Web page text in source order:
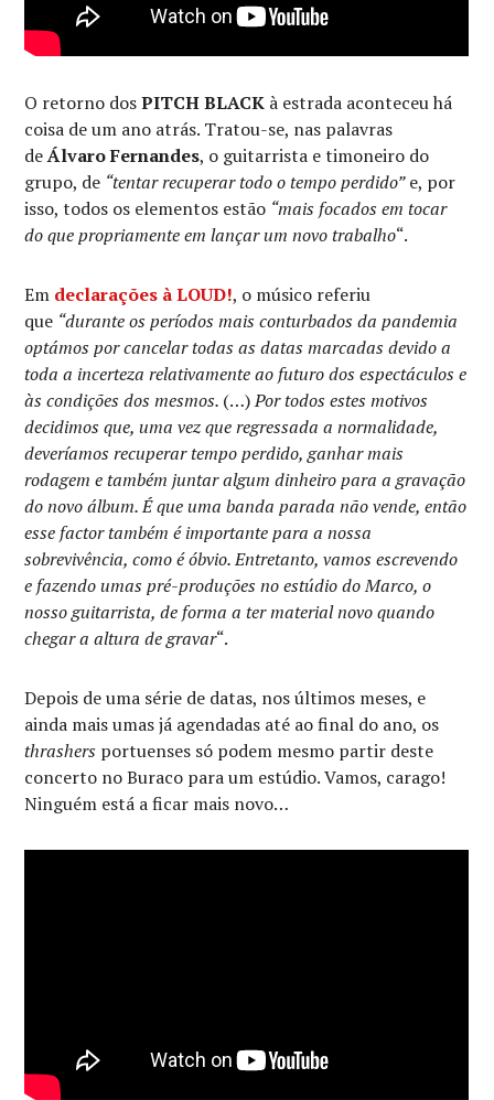
O retorno dosPITCH BLACK à estrada aconteceu há
coisa de um ano atrás. Tratou-se, nas palavras
deÁlvaro Fernandes, o guitarrista e timoneiro do
grupo, de “tentar recuperar todo o tempo perdido”e, por
isso, todos os elementos estão “mais focados em tocar
do que propriamente em lançar um novo trabalho“.
Em declarações à LOUD!, o músico referiu
que “durante os períodos mais conturbados da pandemia
optámos por cancelar todas as datas marcadas devido a
toda a incerteza relativamente ao futuro dos espectáculos e
às condições dos mesmos. (…)Por todos estes motivos
decidimos que, uma vez que regressada a normalidade,
deveríamos recuperar tempo perdido, ganhar mais
rodagem e também juntar algum dinheiro para a gravação
do novo álbum. É que uma banda parada não vende, então
esse factor também é importante para a nossa
sobrevivência, como é óbvio. Entretanto, vamos escrevendo
e fazendo umas pré-produções no estúdio do Marco, o
nosso guitarrista, de forma a ter material novo quando
chegar a altura de gravar“.
Depois de uma série de datas, nos últimos meses, e
ainda mais umas já agendadas até ao final do ano, os
thrashers portuenses só podem mesmo partir deste
concerto no Buraco para um estúdio. Vamos, carago!
Ninguém está a ficar mais novo…